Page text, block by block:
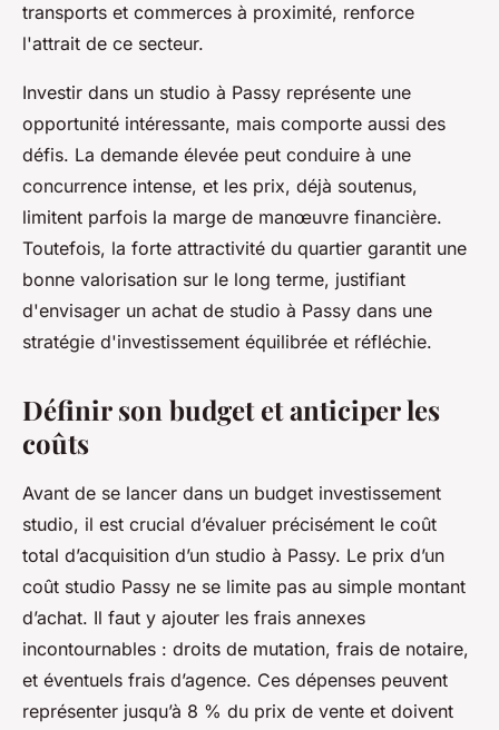
transports et commerces à proximité, renforce
l'attrait de ce secteur.
Investir dans un studio à Passy représente une
opportunité intéressante, mais comporte aussi des
défis. La demande élevée peut conduire à une
concurrence intense, et les prix, déjà soutenus,
limitent parfois la marge de manœuvre financière.
Toutefois, la forte attractivité du quartier garantit une
bonne valorisation sur le long terme, justifiant
d'envisager un achat de studio à Passy dans une
stratégie d'investissement équilibrée et réfléchie.
Définir son budget et anticiper les
coûts
Avant de se lancer dans un budget investissement
studio, il est crucial d’évaluer précisément le coût
total d’acquisition d’un studio à Passy. Le prix d’un
coût studio Passy ne se limite pas au simple montant
d’achat. Il faut y ajouter les frais annexes
incontournables : droits de mutation, frais de notaire,
et éventuels frais d’agence. Ces dépenses peuvent
représenter jusqu’à 8 % du prix de vente et doivent